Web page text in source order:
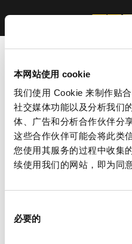
本网站使用 cookie
我们使用 Cookie 来制作贴
社交媒体功能以及分析我们
体、广告和分析合作伙伴分
这些合作伙伴可能会将此类
您使用其服务的过程中收集
续使用我们的网站，即为同
必要的